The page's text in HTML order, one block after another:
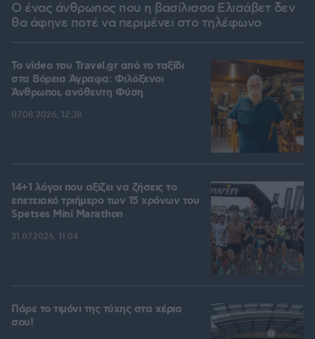
Ο ένας άνθρωπος που η βασίλισσα Ελισάβετ δεν
θα άφηνε ποτέ να περιμένει στο τηλέφωνο
To video του Travel.gr από το ταξίδι
στα Βόρεια Άγραφα: Φιλόξενοι
Άνθρωποι, ανόθευτη Φύση
07.08.2026, 12:38
14+1 λόγοι που αξίζει να ζήσεις το
επετειακό τριήμερο των 15 χρόνων του
Spetses Mini Marathon
31.07.2026, 11:04
Πάρε το τιμόνι της τύχης στα χέρια
σου!